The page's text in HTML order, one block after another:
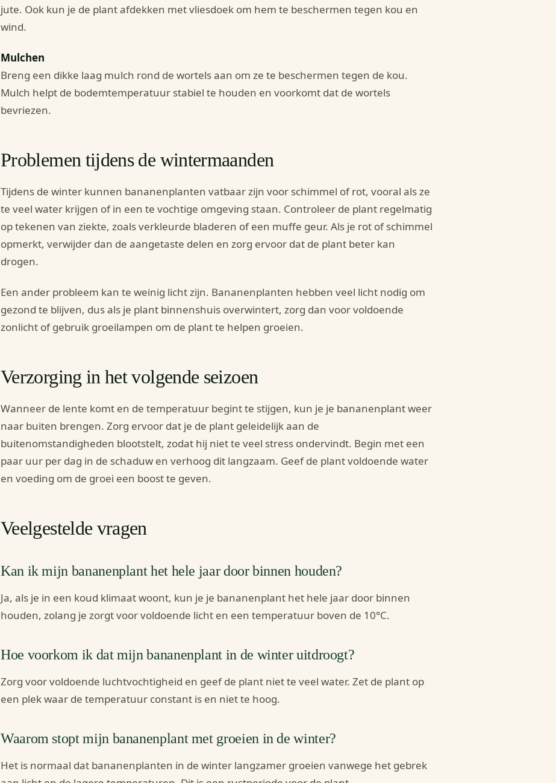
jute. Ook kun je de plant afdekken met vliesdoek om hem te beschermen tegen kou en
wind.
Mulchen
Breng een dikke laag mulch rond de wortels aan om ze te beschermen tegen de kou.
Mulch helpt de bodemtemperatuur stabiel te houden en voorkomt dat de wortels
bevriezen.
Problemen tijdens de wintermaanden
Tijdens de winter kunnen bananenplanten vatbaar zijn voor schimmel of rot, vooral als ze
te veel water krijgen of in een te vochtige omgeving staan. Controleer de plant regelmatig
op tekenen van ziekte, zoals verkleurde bladeren of een muffe geur. Als je rot of schimmel
opmerkt, verwijder dan de aangetaste delen en zorg ervoor dat de plant beter kan
drogen.
Een ander probleem kan te weinig licht zijn. Bananenplanten hebben veel licht nodig om
gezond te blijven, dus als je plant binnenshuis overwintert, zorg dan voor voldoende
zonlicht of gebruik groeilampen om de plant te helpen groeien.
Verzorging in het volgende seizoen
Wanneer de lente komt en de temperatuur begint te stijgen, kun je je bananenplant weer
naar buiten brengen. Zorg ervoor dat je de plant geleidelijk aan de
buitenomstandigheden blootstelt, zodat hij niet te veel stress ondervindt. Begin met een
paar uur per dag in de schaduw en verhoog dit langzaam. Geef de plant voldoende water
en voeding om de groei een boost te geven.
Veelgestelde vragen
Kan ik mijn bananenplant het hele jaar door binnen houden?
Ja, als je in een koud klimaat woont, kun je je bananenplant het hele jaar door binnen
houden, zolang je zorgt voor voldoende licht en een temperatuur boven de 10°C.
Hoe voorkom ik dat mijn bananenplant in de winter uitdroogt?
Zorg voor voldoende luchtvochtigheid en geef de plant niet te veel water. Zet de plant op
een plek waar de temperatuur constant is en niet te hoog.
Waarom stopt mijn bananenplant met groeien in de winter?
Het is normaal dat bananenplanten in de winter langzamer groeien vanwege het gebrek